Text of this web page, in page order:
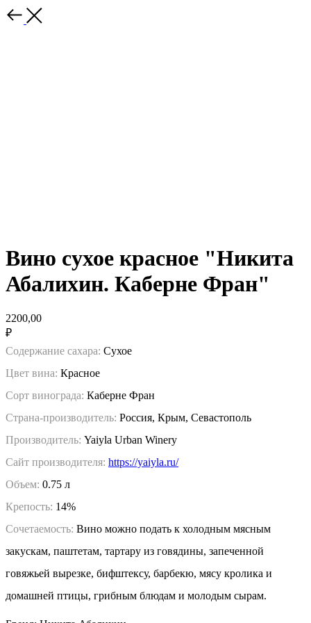
Вино сухое красное "Никита
Абалихин. Каберне Фран"
2200,00
₽
Содержание сахара: Сухое
Цвет вина: Красное
Сорт винограда: Каберне Фран
Страна-производитель: Россия, Крым, Севастополь
Производитель: Yaiyla Urban Winery
Сайт производителя: https://yaiyla.ru/
Объем: 0.75 л
Крепость: 14%
Сочетаемость: Вино можно подать к холодным мясным
закускам, паштетам, тартару из говядины, запеченной
говяжьей вырезке, бифштексу, барбекю, мясу кролика и
домашней птицы, грибным блюдам и молодым сырам.